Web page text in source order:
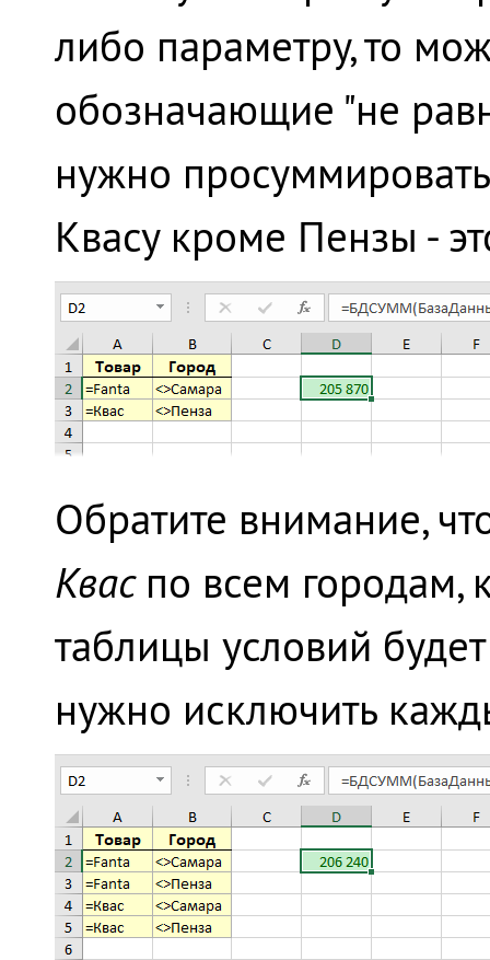
либо параметру, то
обозначающие "не
нужно
Квасу кроме Пензы -
Обратите внимание,
Квас по всем городам,
таблицы условий
нужно исключить